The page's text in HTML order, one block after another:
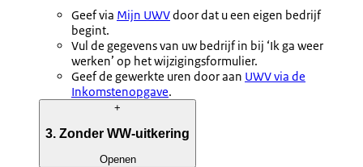
Geef via Mijn UWVdoor dat u een eigen bedrijf
begint.
Vul de gegevens van uw bedrijf in bij ‘Ik ga weer
werken’ op het wijzigingsformulier.
Geef de gewerkte uren door aan UWV via de
Inkomstenopgave.
+
3. Zonder WW-uitkering
Openen